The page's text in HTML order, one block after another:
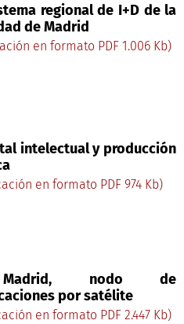
regional de I+D de la
de Madrid
en formato PDF 1.006 Kb)
intelectual y producción
en formato PDF 974 Kb)
nodo de
por satélite
en formato PDF 2.447 Kb)